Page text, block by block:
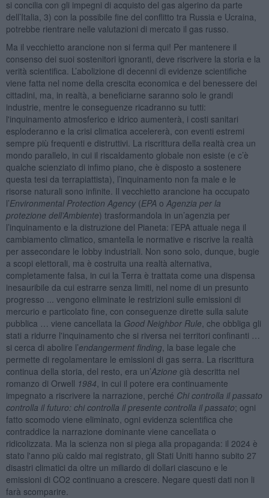
si concilia con gli impegni di acquisto del gas algerino da parte
dell’Italia, 3) con la possibile fine del conflitto tra Russia e Ucraina,
potrebbe rientrare nelle valutazioni di mercato il gas russo.
Ma il vecchietto arancione non si ferma qui! Per mantenere il
consenso dei suoi sostenitori ignoranti, deve riscrivere la storia e la
verità scientifica. L’abolizione di decenni di evidenze scientifiche
viene fatta nel nome della crescita economica e del benessere dei
cittadini, ma, in realtà, a beneficiarne saranno solo le grandi
industrie, mentre le conseguenze ricadranno su tutti:
l'inquinamento atmosferico e idrico aumenterà, i costi sanitari
esploderanno e la crisi climatica accelererà, con eventi estremi
sempre più frequenti e distruttivi. La riscrittura della realtà crea un
mondo parallelo, in cui il riscaldamento globale non esiste (e c’è
qualche scienziato di infimo piano, che è disposto a sostenere
questa tesi da terrapiattista), l’inquinamento non fa male e le
risorse naturali sono infinite. Il vecchietto arancione ha occupato
l’Environmental Protection Agency (EPA o Agenzia per la
protezione dell’Ambiente) trasformandola in un’agenzia per
l’inquinamento e la distruzione del Pianeta: l’EPA attuale nega il
cambiamento climatico, smantella le normative e riscrive la realtà
per assecondare le lobby industriali. Non sono solo, dunque, bugie
a scopi elettorali, ma è costruita una realtà alternativa,
completamente falsa, in cui la Terra è trattata come una dispensa
inesauribile da cui estrarre senza limiti, nel nome di un presunto
progresso ... vengono eliminate le restrizioni sulle emissioni di
mercurio e particolato fine, con conseguenze dirette sulla salute
pubblica … viene cancellata la Good Neighbor Rule , che obbliga gli
stati a ridurre l'inquinamento che si riversa nei territori confinanti …
si cerca di abolire l’endangerment finding, la base legale che
permette di regolamentare le emissioni di gas serra. La riscrittura
continua della storia, del resto, era un’Azione già descritta nel
romanzo di Orwell 1984 , in cui il potere era continuamente
impegnato a riscrivere la narrazione, perché Chi controlla il passato
controlla il futuro: chi controlla il presente controlla il passato; ogni
fatto scomodo viene eliminato, ogni evidenza scientifica che
contraddice la narrazione dominante viene cancellata o
ridicolizzata. Ma la scienza non si piega alla propaganda: il 2024 è
stato l'anno più caldo mai registrato, gli Stati Uniti hanno subito 27
disastri climatici da oltre un miliardo di dollari ciascuno e le
emissioni di CO2 continuano a crescere. Negare questi dati non li
farà scomparire.